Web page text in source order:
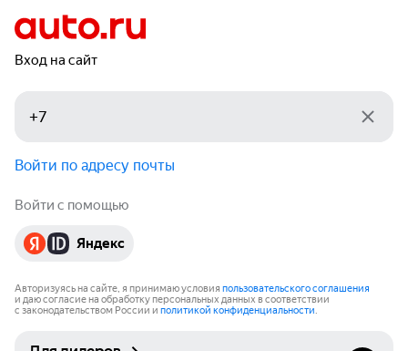
Вход на сайт
Войти по адресу почты
Войти с помощью
Яндекс
Авторизуясь на сайте, я принимаю условия пользовательского соглашения
и даю согласие на обработку персональных данных в соответствии
с законодательством России и политикой конфиденциальности.